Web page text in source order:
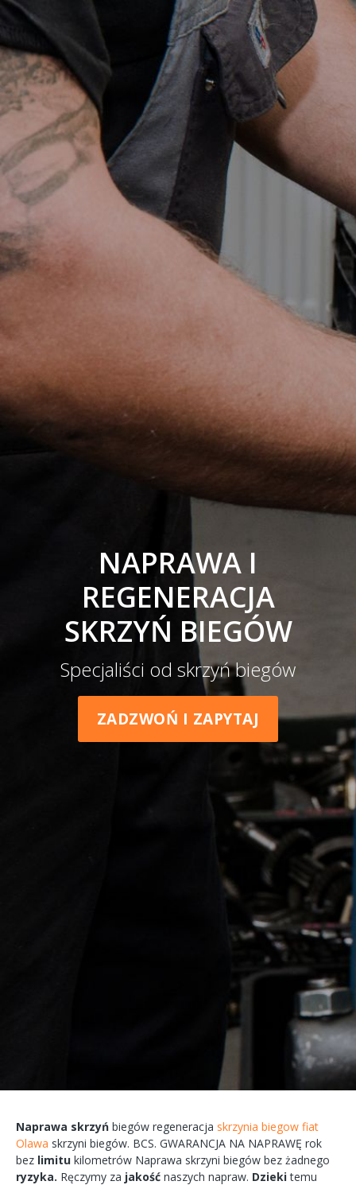
NAPRAWA I
REGENERACJA
SKRZYŃ BIEGÓW
Specjaliści od skrzyń biegów
ZADZWOŃ I ZAPYTAJ
Naprawa skrzyń biegów regeneracja skrzynia biegow fiat
Olawa skrzyni biegów. BCS. GWARANCJA NA NAPRAWĘ rok
bez limitu kilometrów Naprawa skrzyni biegów bez żadnego
ryzyka. Ręczymy za jakość naszych napraw. Dziekitemu